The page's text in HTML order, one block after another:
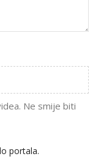
Ne smije biti
portala.